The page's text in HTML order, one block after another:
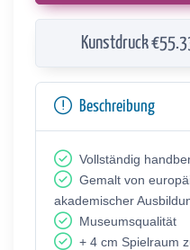
Kunstdruck
Beschreibung
Vollständig
Gemalt von
akademischer
Museumsqualität
+ 4 cm Spielraum